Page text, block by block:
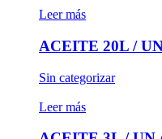
Leer más
ACEITE 20L /
Sin categorizar
Leer más